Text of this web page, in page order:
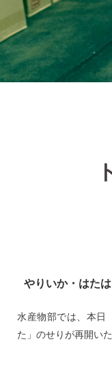
やりいか・はた
水産物部では、本日
た」のせりが再開いた